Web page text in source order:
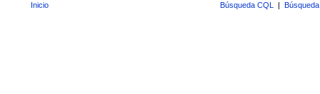
Inicio Búsqueda CQL |